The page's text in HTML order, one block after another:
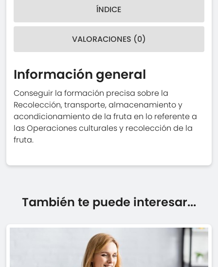
ÍNDICE
VALORACIONES (0)
Información general
Conseguir la formación precisa sobre la
Recolección, transporte, almacenamiento y
acondicionamiento de la fruta en lo referente a
las Operaciones culturales y recolección de la
fruta.
También te puede interesar...